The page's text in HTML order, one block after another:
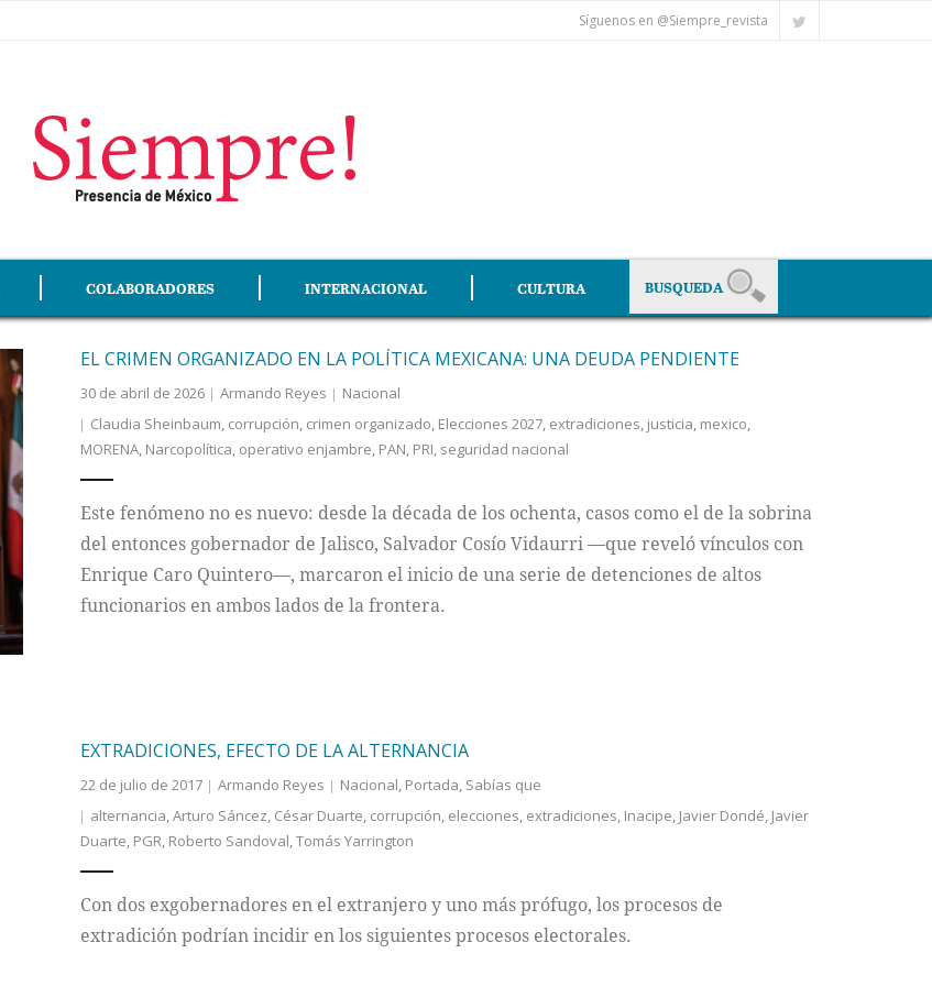
Síguenos en @Siempre_revista
COLABORADORES INTERNACIONAL CULTURA
EL CRIMEN ORGANIZADO EN LA POLÍTICA MEXICANA: UNA DEUDA PENDIENTE
30 de abril de 2026 Armando Reyes
Nacional
Claudia Sheinbaum, corrupción, crimen organizado, Elecciones 2027, extradiciones, justicia, mexico,
MORENA, Narcopolítica, operativo enjambre, PAN, PRI, seguridad nacional
Este fenómeno no es nuevo: desde la década de los ochenta, casos como el de la sobrina
del entonces gobernador de Jalisco, Salvador Cosío Vidaurri —que reveló vínculos con
Enrique Caro Quintero—, marcaron el inicio de una serie de detenciones de altos
funcionarios en ambos lados de la frontera.
EXTRADICIONES, EFECTO DE LA ALTERNANCIA
22 de julio de 2017 Armando Reyes Nacional Portada Sabías que
alternancia Arturo Sáncez César Duarte corrupción elecciones extradiciones Inacipe Javier Dondé Javier
Duarte PGR Roberto Sandoval Tomás Yarrington
Con dos exgobernadores en el extranjero y uno más prófugo, los procesos de
extradición podrían incidir en los siguientes procesos electorales.